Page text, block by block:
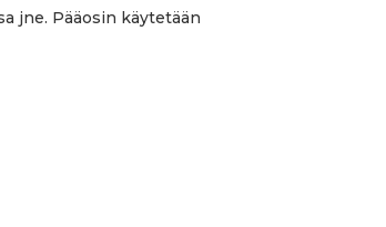
jne. Pääosin käytetään